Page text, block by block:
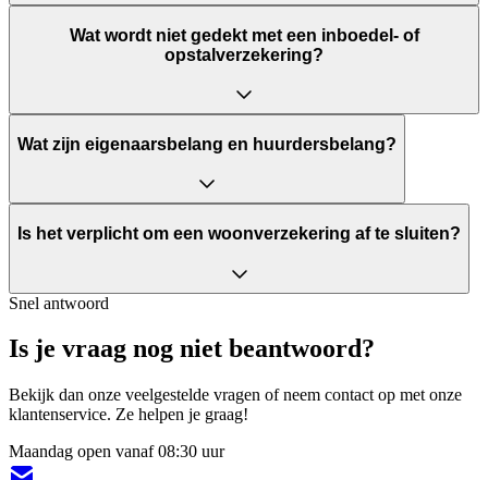
Wat wordt niet gedekt met een inboedel- of
opstalverzekering?
Wat zijn eigenaarsbelang en huurdersbelang?
Is het verplicht om een woonverzekering af te sluiten?
Snel antwoord
Is je vraag nog niet beantwoord?
Bekijk dan onze veelgestelde vragen of neem contact op met onze
klantenservice. Ze helpen je graag!
Maandag open vanaf 08:30 uur